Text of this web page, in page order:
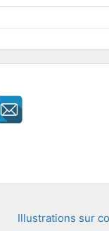
Illustrations sur